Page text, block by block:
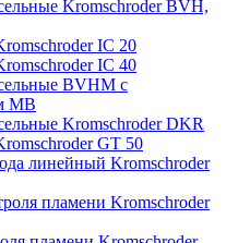
Kromschroder BVH,
IC 20
IC 40
BVHM с
МВ
Kromschroder DKR
GT 50
линейный Kromschroder
пламени Kromschroder